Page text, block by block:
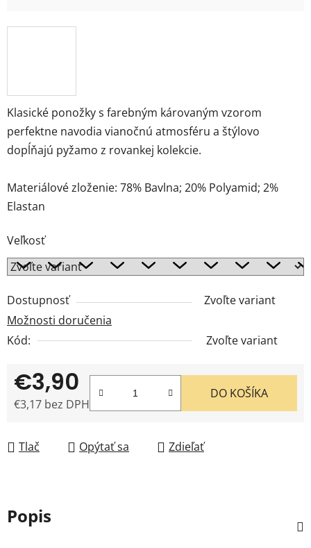
Klasické ponožky s farebným károvaným vzorom
perfektne navodia vianočnú atmosféru a štýlovo
dopĺňajú pyžamo z rovankej kolekcie.
Materiálové zloženie: 78% Bavlna; 20% Polyamid; 2%
Elastan
Veľkosť
Dostupnosť
Zvoľte variant
Možnosti doručenia
Kód:
Zvoľte variant
€3,90
€3,17 bez DPH
DO KOŠÍKA
Tlač Opýtať sa Zdieľať
Popis